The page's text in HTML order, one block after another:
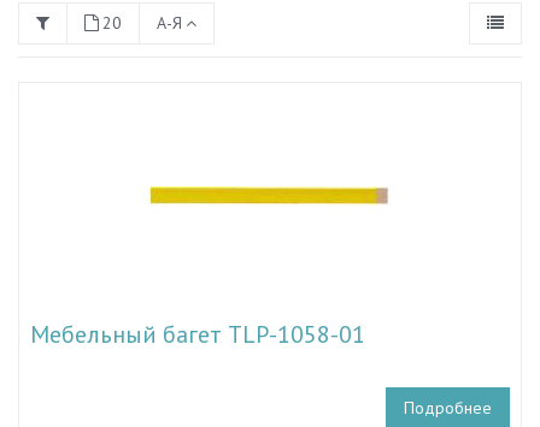
20 А-Я
Мебельный багет TLP-1058-01
Подробнее